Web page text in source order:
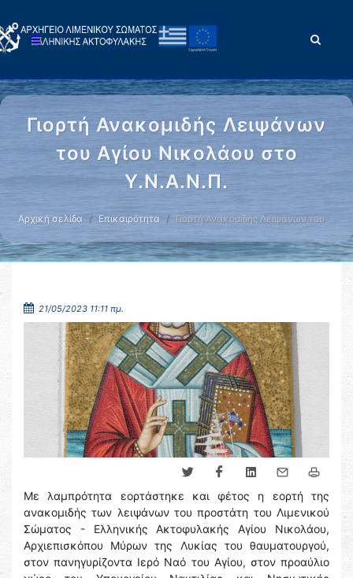
Γιορτή Ανακομιδής Λειψάνων
του Αγίου Νικολάου στο
Υ.Ν.Α.Ν.Π.
Αρχική σελίδα Επικαιρότητα Γιορτή Ανακομιδής Λειψάνων του …
21/05/2023 11:11 πμ.
Με λαμπρότητα εορτάστηκε και φέτος η εορτή της
ανακομιδής των λειψάνων του προστάτη του Λιμενικού
Σώματος - Ελληνικής Ακτοφυλακής Αγίου Νικολάου,
Αρχιεπισκόπου Μύρων της Λυκίας του θαυματουργού,
στον πανηγυρίζοντα Ιερό Ναό του Αγίου, στον προαύλιο